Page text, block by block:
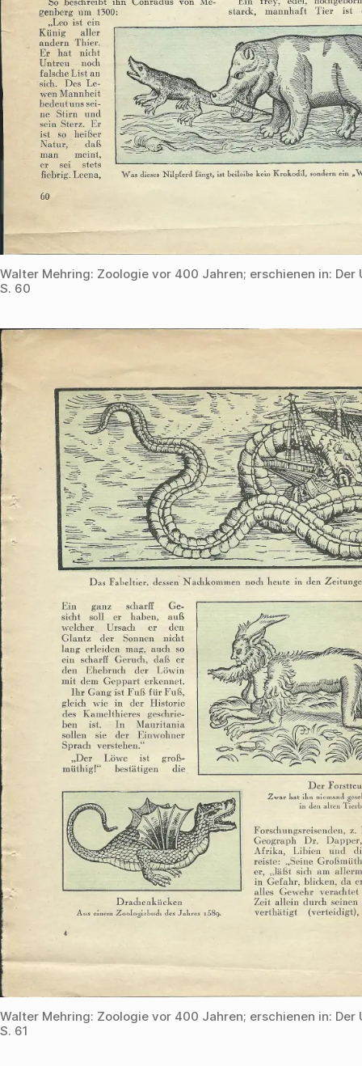
Walter Mehring: Zoologie vor 400 Jahren; erschienen in: Der
S. 60
Walter Mehring: Zoologie vor 400 Jahren; erschienen in: Der
S. 61